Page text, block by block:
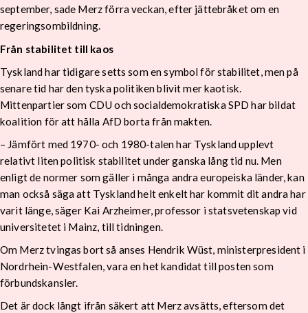
september, sade Merz förra veckan, efter jättebråket om en
regeringsombildning.
Från stabilitet till kaos
Tyskland har tidigare setts som en symbol för stabilitet, men på
senare tid har den tyska politiken blivit mer kaotisk.
Mittenpartier som CDU och socialdemokratiska SPD har bildat
koalition för att hålla AfD borta från makten.
– Jämfört med 1970- och 1980-talen har Tyskland upplevt
relativt liten politisk stabilitet under ganska lång tid nu. Men
enligt de normer som gäller i många andra europeiska länder, kan
man också säga att Tyskland helt enkelt har kommit dit andra har
varit länge, säger Kai Arzheimer, professor i statsvetenskap vid
universitetet i Mainz, till tidningen.
Om Merz tvingas bort så anses Hendrik Wüst, ministerpresident i
Nordrhein-Westfalen, vara en het kandidat till posten som
förbundskansler.
Det är dock långt ifrån säkert att Merz avsätts, eftersom det